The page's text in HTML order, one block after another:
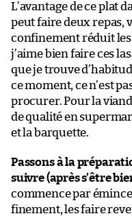
L’avantage de ce plat
peut faire deux repas,
confinement réduit les
j’aime bien faire ces
que je trouve
ce moment, ce n’est
procurer. Pour la
de qualité en
et la barquette.
Passons à la
suivre (après s’être
commence par
finement, les faire